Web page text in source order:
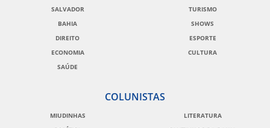
SALVADOR
BAHIA
DIREITO
ECONOMIA
SAÚDE
TURISMO
SHOWS
ESPORTE
CULTURA
COLUNISTAS
MIUDINHAS
LITERATURA